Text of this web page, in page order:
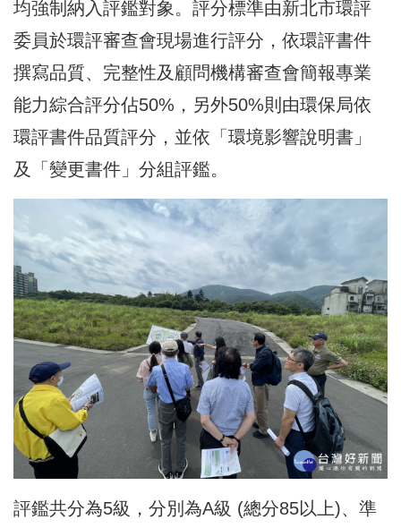
均強制納入評鑑對象。評分標準由新北市環評
委員於環評審查會現場進行評分，依環評書件
撰寫品質、完整性及顧問機構審查會簡報專業
能力綜合評分佔50%，另外50%則由環保局依
環評書件品質評分，並依「環境影響說明書」
及「變更書件」分組評鑑。
評鑑共分為5級，分別為A級 (總分85以上)、準